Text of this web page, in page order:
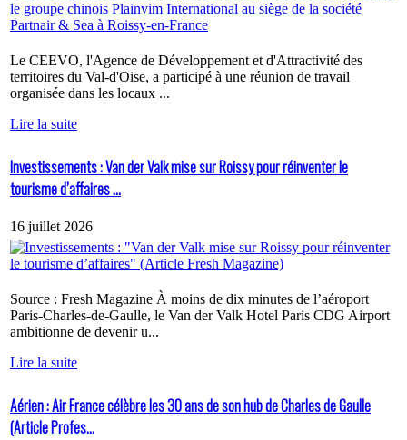
Le CEEVO, l'Agence de Développement et d'Attractivité des
territoires du Val-d'Oise, a participé à une réunion de travail
organisée dans les locaux ...
Lire la suite
Investissements : Van der Valk mise sur Roissy pour réinventer le
tourisme d’affaires ...
16 juillet 2026
Source : Fresh Magazine À moins de dix minutes de l’aéroport
Paris-Charles-de-Gaulle, le Van der Valk Hotel Paris CDG Airport
ambitionne de devenir u...
Lire la suite
Aérien : Air France célèbre les 30 ans de son hub de Charles de Gaulle
(Article Profes...